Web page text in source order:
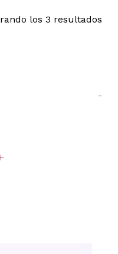
los 3 resultados
-